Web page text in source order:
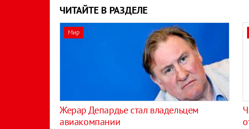
ЧИТАЙТЕ В РАЗДЕЛЕ
Мир
Жерар Депардье стал владельцем
авиакомпании